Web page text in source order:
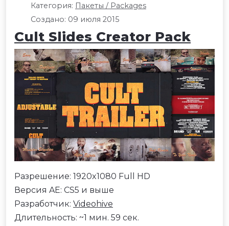
Категория: Пакеты / Packages
Создано: 09 июля 2015
Cult Slides Creator Pack
Разрешение: 1920x1080 Full HD
Версия AE: CS5 и выше
Разработчик: Videohive
Длительность: ~1 мин. 59 сек.